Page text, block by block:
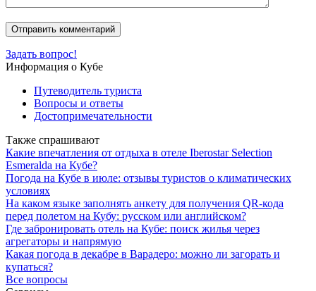
Задать вопрос!
Информация о Кубе
Путеводитель туриста
Вопросы и ответы
Достопримечательности
Также спрашивают
Какие впечатления от отдыха в отеле Iberostar Selection
Esmeralda на Кубе?
Погода на Кубе в июле: отзывы туристов о климатических
условиях
На каком языке заполнять анкету для получения QR-кода
перед полетом на Кубу: русском или английском?
Где забронировать отель на Кубе: поиск жилья через
агрегаторы и напрямую
Какая погода в декабре в Варадеро: можно ли загорать и
купаться?
Все вопросы